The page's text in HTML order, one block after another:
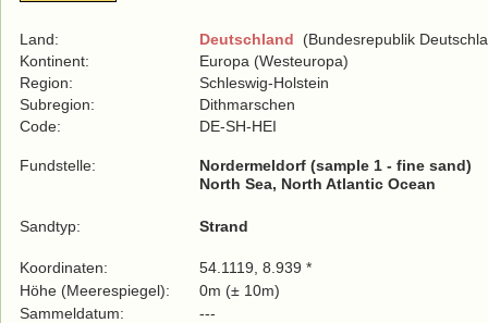
Land: Deutschland (Bundesrepublik
Kontinent:
Europa (Westeuropa)
Region:
Schleswig-Holstein
Subregion:
Dithmarschen
Code:
DE-SH-HEI
Fundstelle:
Nordermeldorf (sample 1 - fine sand)
North Sea, North Atlantic Ocean
Sandtyp: Strand
Koordinaten:
54.1119, 8.939 *
Höhe (Meerespiegel):
0m (± 10m)
Sammeldatum:
---